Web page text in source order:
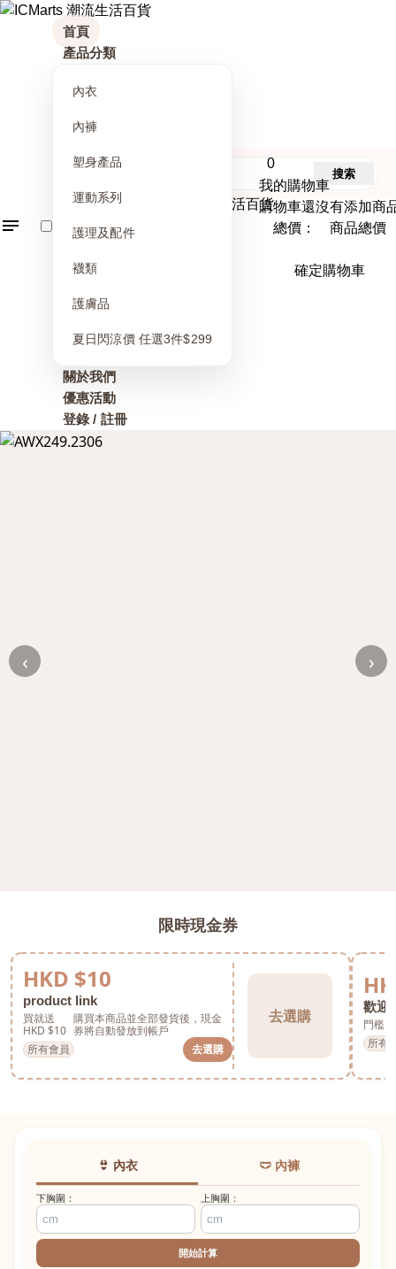
首頁
產品分類
內衣
內褲
塑身產品
運動系列
護理及配件
襪類
護膚品
夏日閃涼價 任選3件$299
關於我們
優惠活動
登錄 / 註冊
0
我的購物車
購物車還沒有添加商
總價： 商品總價
確定購物車
搜索
‹ ›
限時現金券
HKD $10
product link
買就送
HKD $10
購買本商品並全部發貨後，現金
券將自動發放到帳戶
所有會員
去選購
去選購
歡迎
門檻
所有
👙 內衣 🩲 內褲
下胸圍： 上胸圍：
開始計算